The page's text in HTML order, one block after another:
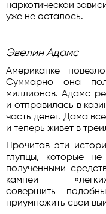
наркотической
уже не осталось.
Эвелин Адамс
Американке
Суммарно она
миллионов. Адамс
и отправилась в
часть денег. Дама
и теперь живет в
Прочитав эти
глупцы, которые не
полученными
камней
совершить
приумножить свой